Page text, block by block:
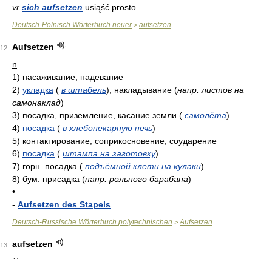
vr sich aufsetzen usiąść prosto
Deutsch-Polnisch Wörterbuch neuer> aufsetzen
12
Aufsetzen
n
1) насаживание, надевание
2) укладка ( в штабель); накладывание (напр. листов на
самонаклад)
3) посадка, приземление, касание земли ( самолёта)
4) посадка ( в хлебопекарную печь)
5) контактирование, соприкосновение; соударение
6) посадка ( штампа на заготовку)
7) горн. посадка ( подъёмной клети на кулаки)
8) бум. присадка (напр. рольного барабана)
•
- Aufsetzen des Stapels
Deutsch-Russische Wörterbuch polytechnischen > Aufsetzen
13
aufsetzen